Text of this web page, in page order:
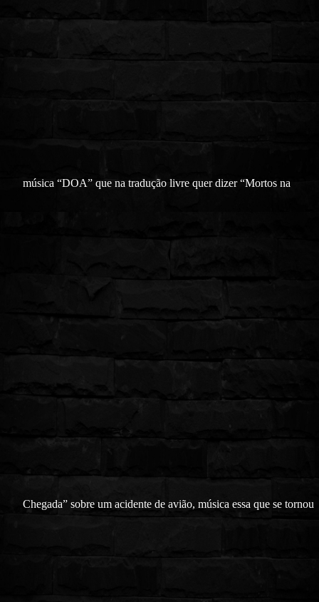
música “DOA” que na tradução livre quer dizer “Mortos na
Chegada” sobre um acidente de avião, música essa que se tornou